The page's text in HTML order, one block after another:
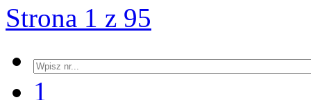
Strona 1 z 95
1